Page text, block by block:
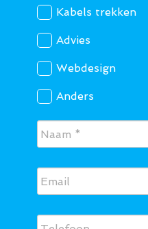
Kabels trekken
Advies
Webdesign
Anders